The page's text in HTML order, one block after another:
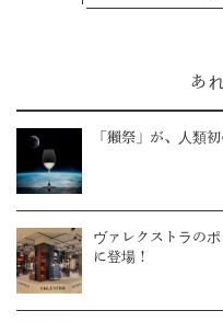
あ
「獺祭」が、人類
ヴァレクストラの
に登場！